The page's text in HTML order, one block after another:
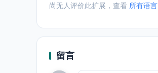
尚无人评价此扩展，查看 所有语言
留言